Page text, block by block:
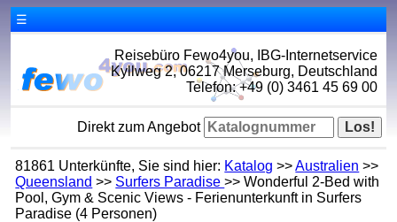
☰
Reisebüro Fewo4you, IBG-Internetservice
Kyllweg 2, 06217 Merseburg, Deutschland
Telefon: +49 (0) 3461 45 69 00
Direkt zum Angebot
81861 Unterkünfte, Sie sind hier: Katalog >>Australien >>
Queensland >> Surfers Paradise>> Wonderful 2-Bed with
Pool, Gym & Scenic Views - Ferienunterkunft in Surfers
Paradise (4 Personen)